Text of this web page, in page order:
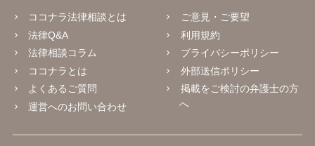
ココナラ法律相談とは
法律Q&A
法律相談コラム
ココナラとは
よくあるご質問
運営へのお問い合わせ
ご意見・ご要望
利用規約
プライバシーポリシー
外部送信ポリシー
掲載をご検討の弁護士の方
へ